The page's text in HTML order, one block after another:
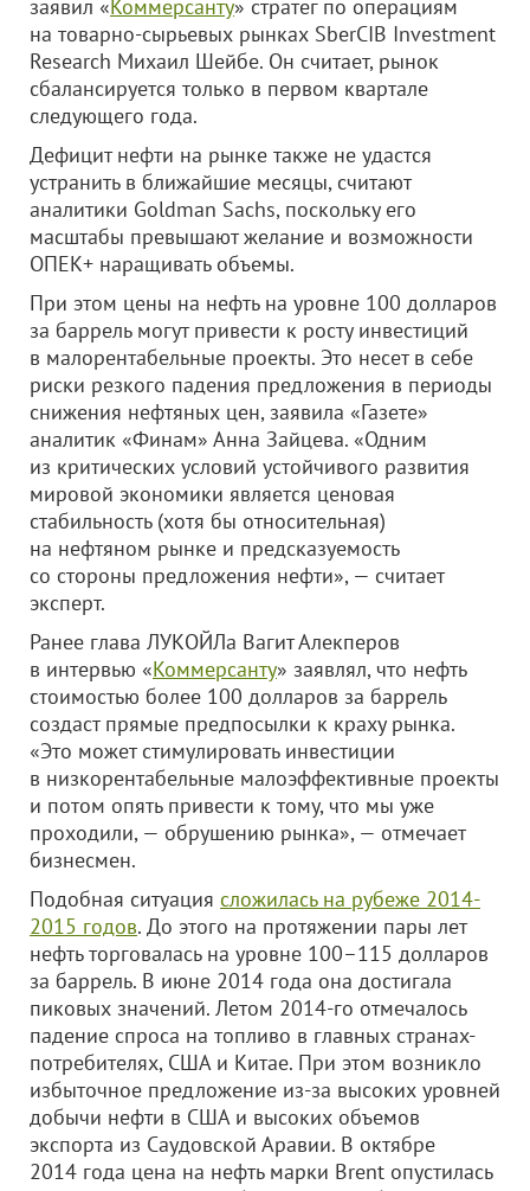
заявил «Коммерсанту» стратег по операциям
на товарно-сырьевых рынках SberCIB Investment
Research Михаил Шейбе. Он считает, рынок
сбалансируется только в первом квартале
следующего года.
Дефицит нефти на рынке также не удастся
устранить в ближайшие месяцы, считают
аналитики Goldman Sachs, поскольку его
масштабы превышают желание и возможности
ОПЕК+ наращивать объемы.
При этом цены на нефть на уровне 100 долларов
за баррель могут привести к росту инвестиций
в малорентабельные проекты. Это несет в себе
риски резкого падения предложения в периоды
снижения нефтяных цен, заявила «Газете»
аналитик «Финам» Анна Зайцева. «Одним
из критических условий устойчивого развития
мировой экономики является ценовая
стабильность (хотя бы относительная)
на нефтяном рынке и предсказуемость
со стороны предложения нефти», — считает
эксперт.
Ранее глава ЛУКОЙЛа Вагит Алекперов
в интервью «Коммерсанту» заявлял, что нефть
стоимостью более 100 долларов за баррель
создаст прямые предпосылки к краху рынка.
«Это может стимулировать инвестиции
в низкорентабельные малоэффективные проекты
и потом опять привести к тому, что мы уже
проходили, — обрушению рынка», — отмечает
бизнесмен.
Подобная ситуация сложилась на рубеже 2014-
2015 годов. До этого на протяжении пары лет
нефть торговалась на уровне 100–115 долларов
за баррель. В июне 2014 года она достигала
пиковых значений. Летом 2014-го отмечалось
падение спроса на топливо в главных странах-
потребителях, США и Китае. При этом возникло
избыточное предложение из-за высоких уровней
добычи нефти в США и высоких объемов
экспорта из Саудовской Аравии. В октябре
2014 года цена на нефть марки Brent опустилась